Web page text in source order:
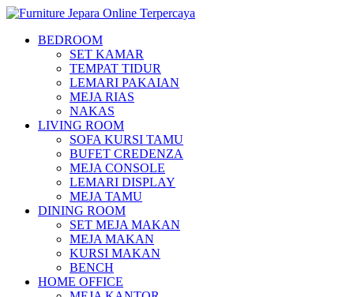
BEDROOM
SET KAMAR
TEMPAT TIDUR
LEMARI PAKAIAN
MEJA RIAS
NAKAS
LIVING ROOM
SOFA KURSI TAMU
BUFET CREDENZA
MEJA CONSOLE
LEMARI DISPLAY
MEJA TAMU
DINING ROOM
SET MEJA MAKAN
MEJA MAKAN
KURSI MAKAN
BENCH
HOME OFFICE